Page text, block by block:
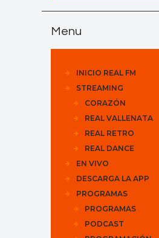
Menu
INICIO REAL FM
STREAMING
CORAZÓN
REAL VALLENATA
REAL RETRO
REAL DANCE
EN VIVO
DESCARGA LA APP
PROGRAMAS
PROGRAMAS
PODCAST